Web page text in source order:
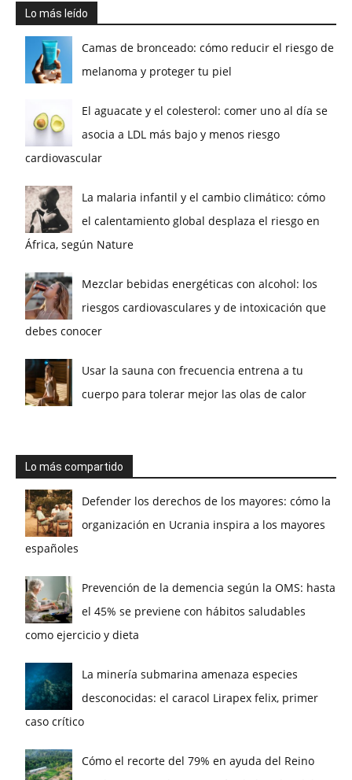
Lo más leído
Camas de bronceado: cómo reducir el riesgo de
melanoma y proteger tu piel
El aguacate y el colesterol: comer uno al día se
asocia a LDL más bajo y menos riesgo
cardiovascular
La malaria infantil y el cambio climático: cómo
el calentamiento global desplaza el riesgo en
África, según Nature
Mezclar bebidas energéticas con alcohol: los
riesgos cardiovasculares y de intoxicación que
debes conocer
Usar la sauna con frecuencia entrena a tu
cuerpo para tolerar mejor las olas de calor
Lo más compartido
Defender los derechos de los mayores: cómo la
organización en Ucrania inspira a los mayores
españoles
Prevención de la demencia según la OMS: hasta
el 45% se previene con hábitos saludables
como ejercicio y dieta
La minería submarina amenaza especies
desconocidas: el caracol Lirapex felix, primer
caso crítico
Cómo el recorte del 79% en ayuda del Reino